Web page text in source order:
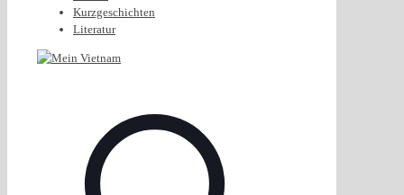
Kurzgeschichten
Literatur